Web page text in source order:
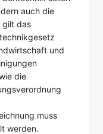
auch die
gilt das
und
die
muss
werden.